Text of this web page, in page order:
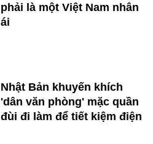
phải là một Việt Nam nhân
ái
Nhật Bản khuyến khích
'dân văn phòng' mặc quần
đùi đi làm để tiết kiệm điện